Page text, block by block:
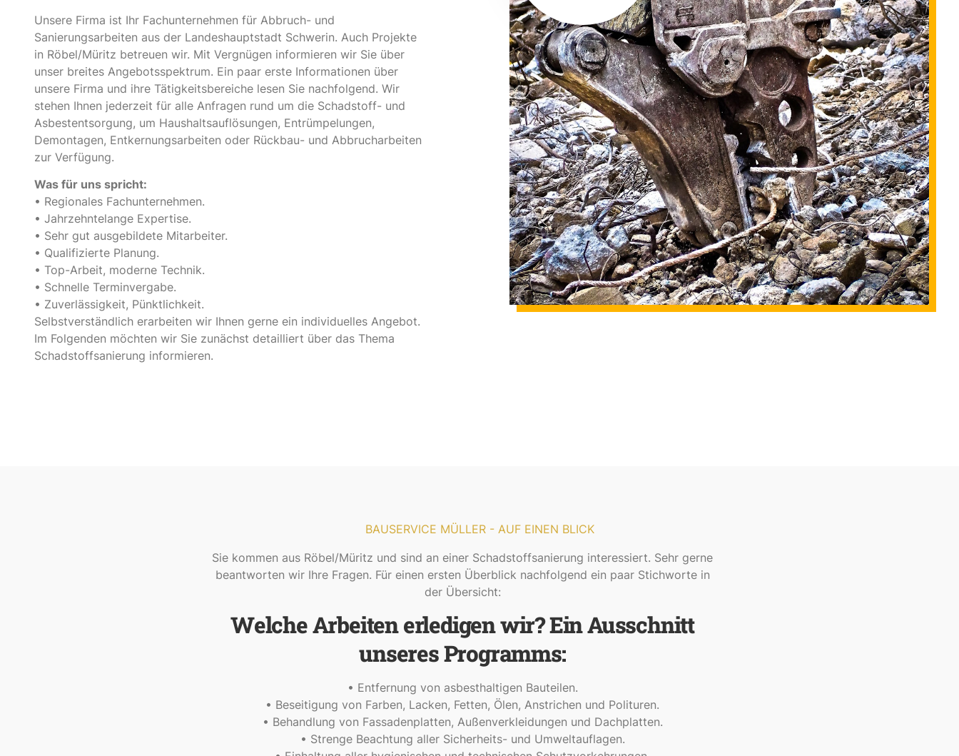
Unsere Firma ist Ihr Fachunternehmen für Abbruch- und
Sanierungsarbeiten aus der Landeshauptstadt Schwerin. Auch Projekte
in Röbel/Müritz betreuen wir. Mit Vergnügen informieren wir Sie über
unser breites Angebotsspektrum. Ein paar erste Informationen über
unsere Firma und ihre Tätigkeitsbereiche lesen Sie nachfolgend. Wir
stehen Ihnen jederzeit für alle Anfragen rund um die Schadstoff- und
Asbestentsorgung, um Haushaltsauflösungen, Entrümpelungen,
Demontagen, Entkernungsarbeiten oder Rückbau- und Abbrucharbeiten
zur Verfügung.
Was für uns spricht:
• Regionales Fachunternehmen.
• Jahrzehntelange Expertise.
• Sehr gut ausgebildete Mitarbeiter.
• Qualifizierte Planung.
• Top-Arbeit, moderne Technik.
• Schnelle Terminvergabe.
• Zuverlässigkeit, Pünktlichkeit.
Selbstverständlich erarbeiten wir Ihnen gerne ein individuelles Angebot.
Im Folgenden möchten wir Sie zunächst detailliert über das Thema
Schadstoffsanierung informieren.
BAUSERVICE MÜLLER - AUF EINEN BLICK
Sie kommen aus Röbel/Müritz und sind an einer Schadstoffsanierung interessiert. Sehr gerne
beantworten wir Ihre Fragen. Für einen ersten Überblick nachfolgend ein paar Stichworte in
der Übersicht:
Welche Arbeiten erledigen wir? Ein Ausschnitt
unseres Programms:
• Entfernung von asbesthaltigen Bauteilen.
• Beseitigung von Farben, Lacken, Fetten, Ölen, Anstrichen und Polituren.
• Behandlung von Fassadenplatten, Außenverkleidungen und Dachplatten.
• Strenge Beachtung aller Sicherheits- und Umweltauflagen.